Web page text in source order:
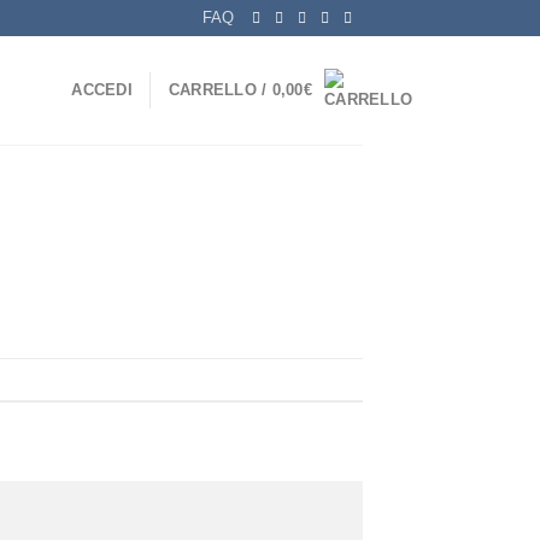
FAQ
ACCEDI CARRELLO / 0,00€